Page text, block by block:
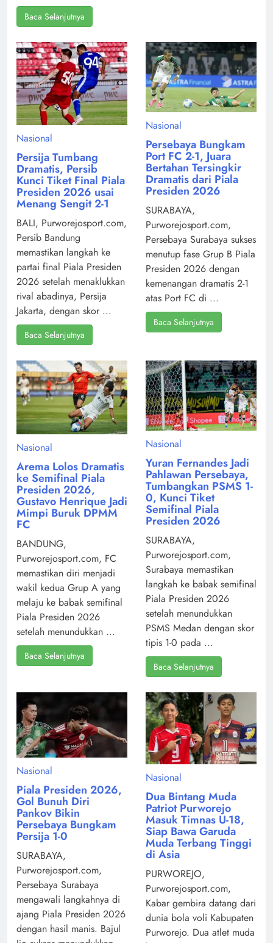
Baca Selanjutnya
Nasional
Persija Tumbang
Dramatis, Persib
Kunci Tiket Final Piala
Presiden 2026 usai
Menang Sengit 2-1
BALI, Purworejosport.com,
Persib Bandung
memastikan langkah ke
partai final Piala Presiden
2026 setelah menaklukkan
rival abadinya, Persija
Jakarta, dengan skor ...
Baca Selanjutnya
Nasional
Persebaya Bungkam
Port FC 2-1, Juara
Bertahan Tersingkir
Dramatis dari Piala
Presiden 2026
SURABAYA,
Purworejosport.com,
Persebaya Surabaya sukses
menutup fase Grup B Piala
Presiden 2026 dengan
kemenangan dramatis 2-1
atas Port FC di ...
Baca Selanjutnya
Nasional
Arema Lolos Dramatis
ke Semifinal Piala
Presiden 2026,
Gustavo Henrique Jadi
Mimpi Buruk DPMM
FC
BANDUNG,
Purworejosport.com, FC
memastikan diri menjadi
wakil kedua Grup A yang
melaju ke babak semifinal
Piala Presiden 2026
setelah menundukkan ...
Baca Selanjutnya
Nasional
Yuran Fernandes Jadi
Pahlawan Persebaya,
Tumbangkan PSMS 1-
0, Kunci Tiket
Semifinal Piala
Presiden 2026
SURABAYA,
Purworejosport.com,
Surabaya memastikan
langkah ke babak semifinal
Piala Presiden 2026
setelah menundukkan
PSMS Medan dengan skor
tipis 1-0 pada ...
Baca Selanjutnya
Nasional
Piala Presiden 2026,
Gol Bunuh Diri
Pankov Bikin
Persebaya Bungkam
Persija 1-0
SURABAYA,
Purworejosport.com,
Persebaya Surabaya
mengawali langkahnya di
ajang Piala Presiden 2026
dengan hasil manis. Bajul
Nasional
Dua Bintang Muda
Patriot Purworejo
Masuk Timnas U-18,
Siap Bawa Garuda
Muda Terbang Tinggi
di Asia
PURWOREJO,
Purworejosport.com,
Kabar gembira datang dari
dunia bola voli Kabupaten
Purworejo. Dua atlet muda